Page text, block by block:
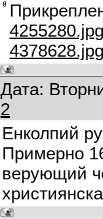
Дата:
2
Енколпий
Примерно
верующий